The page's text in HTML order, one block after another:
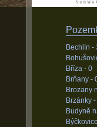
Bechlín -
Bříza - 0
Brňany -
Brozany
Brzánky -
Budyně